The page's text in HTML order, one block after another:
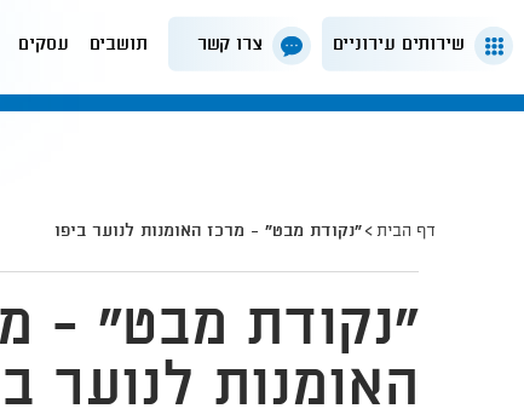
שירותים עירוניים צרו קשר תושבים עסקים
דף הבית "נקודת מבט" - מרכז האומנות לנוער ביפו
"נקודת מבט" -
האומנות לנוער